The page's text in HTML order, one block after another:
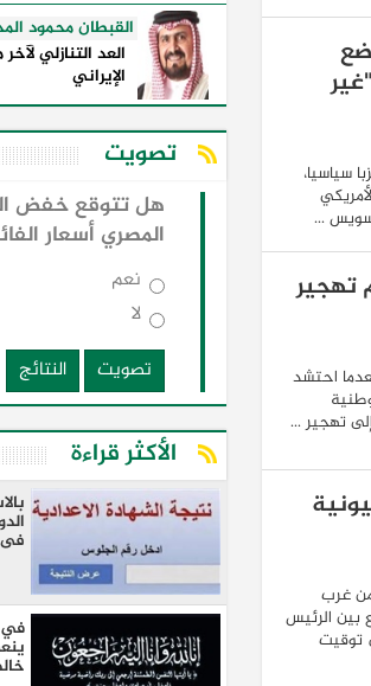
المصرية الذي ينضوي تحت لوائه نحو 42 حزبا سياسيا،
...
تهجير
احتشد
تهجير ...
غرب
الرئيس
توقيت
القبطان محمود
العد التنازلي
الإيراني
تصويت
هل تتوقع خفض
المصري أسعار
نعم
لا
تصويت
النتائج
الأكثر قراءة
في